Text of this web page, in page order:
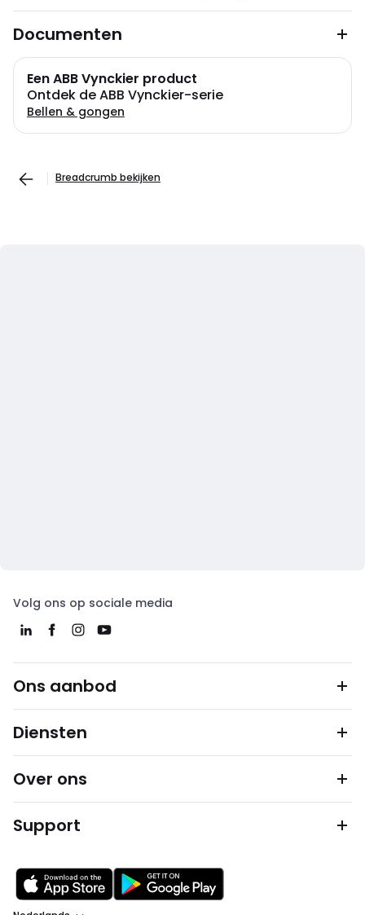
Documenten
Een ABB Vynckier product
Ontdek de ABB Vynckier-serie
Bellen & gongen
Breadcrumb bekijken
Volg ons op sociale media
Ons aanbod
Diensten
Over ons
Support